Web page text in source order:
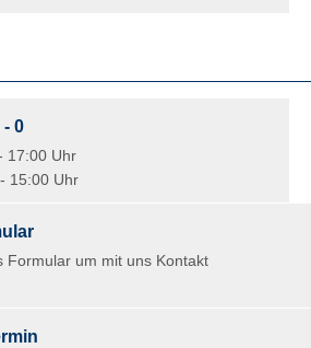
- 0
17:00 Uhr
15:00 Uhr
Formular um mit uns Kontakt